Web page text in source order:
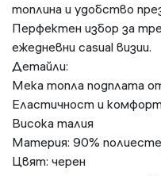
топлина и удобство
Перфектен избор за
ежедневни casual визии.
Детайли:
Мека топла подплата
Еластичност и
Висока талия
Материя: 90%
Цвят: черен